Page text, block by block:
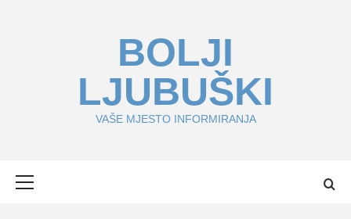
BOLJI
LJUBUŠKI
VAŠE MJESTO INFORMIRANJA